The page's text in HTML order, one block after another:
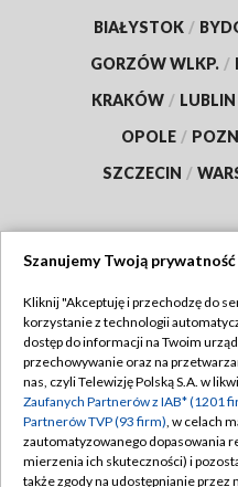
BIAŁYSTOK /
GORZÓW WLKP. /
KRAKÓW / LUBLIN
OPOLE /
SZCZECIN /
Abonament TVP
Emisja w TVP
Centrum informacji TVP
Naziemna Telewizja
Szanujemy Twoją prywatność
Kliknij "Akceptuję i przechodzę do
korzystanie z technologii
dostęp do informacji na Twoim
przechowywanie oraz na
nas, czyli Telewizję Polską S.A. w
Zaufanych Partnerów z IAB* (1201
Partnerów TVP (93 firm), w celach
zautomatyzowanego dopasowania
mierzenia ich skuteczności) i
także zgody na udostępnianie przez